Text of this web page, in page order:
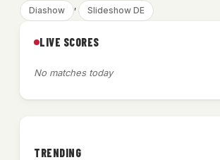
Diashow , Slideshow DE
LIVE SCORES
No matches today
TRENDING